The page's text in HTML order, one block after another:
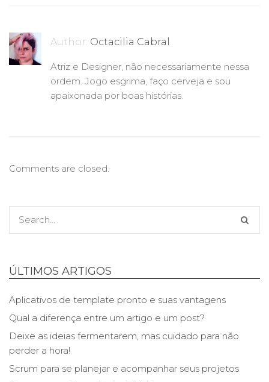
Author: Octacilia Cabral
Atriz e Designer, não necessariamente nessa
ordem. Jogo esgrima, faço cerveja e sou
apaixonada por boas histórias.
Comments are closed.
ÚLTIMOS ARTIGOS
Aplicativos de template pronto e suas vantagens
Qual a diferença entre um artigo e um post?
Deixe as ideias fermentarem, mas cuidado para não
perder a hora!
Scrum para se planejar e acompanhar seus projetos